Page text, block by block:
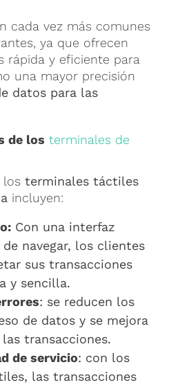
cada vez más comunes
ya que ofrecen
rápida y eficiente para
una mayor precisión
datos para las
de los terminales de
los terminales táctiles
incluyen:
Con una interfaz
navegar, los clientes
sus transacciones
y sencilla.
: se reducen los
de datos y se mejora
transacciones.
de servicio: con los
las transacciones